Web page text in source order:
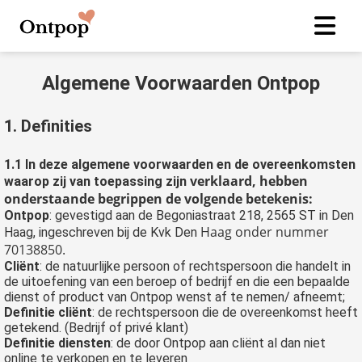
Algemene Voorwaarden Ontpop
1. Definities
1.1 In deze algemene voorwaarden en de overeenkomsten
waarop zij van toepassing zijn verklaard, hebben
onderstaande begrippen de volgende betekenis:
Ontpop: gevestigd aan de Begoniastraat 218, 2565 ST in Den
Haag, ingeschreven bij de Kvk Den Haag onder nummer
70138850.
Cliënt: de natuurlijke persoon of rechtspersoon die handelt in
de uitoefening van een beroep of bedrijf en die een bepaalde
dienst of product van Ontpop wenst af te nemen/ afneemt;
Definitie cliënt: de rechtspersoon die de overeenkomst heeft
getekend. (Bedrijf of privé klant)
Definitie diensten: de door Ontpop aan cliënt al dan niet
online te verkopen en te leveren